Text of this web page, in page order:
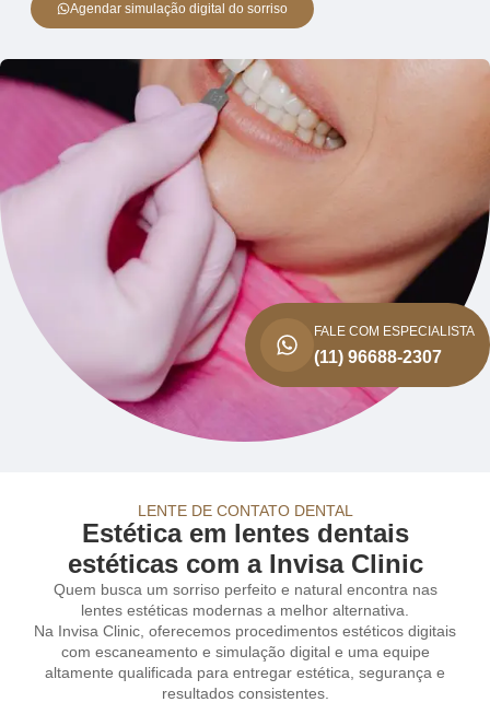
Agendar simulação digital do sorriso
FALE COM ESPECIALISTA
(11) 96688-2307
LENTE DE CONTATO DENTAL
Estética em lentes dentais
estéticas com a Invisa Clinic
Quem busca um sorriso perfeito e natural encontra nas
lentes estéticas modernas a melhor alternativa.
Na Invisa Clinic, oferecemos procedimentos estéticos digitais
com escaneamento e simulação digital e uma equipe
altamente qualificada para entregar estética, segurança e
resultados consistentes.